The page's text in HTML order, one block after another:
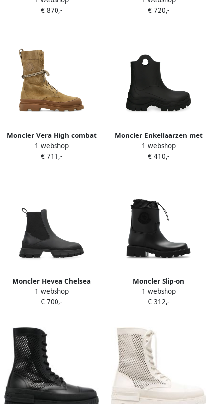
Beige
€ 870,-
€ 720,-
Moncler Vera High combat
boots Bruin
1 webshop
€ 711,-
Moncler Enkellaarzen met
logodetail Zwart
1 webshop
€ 410,-
Moncler Hevea Chelsea
laarzen Zwart
1 webshop
€ 700,-
Moncler Slip-on
enkellaarzen met chunky
zool Zwart
1 webshop
€ 312,-